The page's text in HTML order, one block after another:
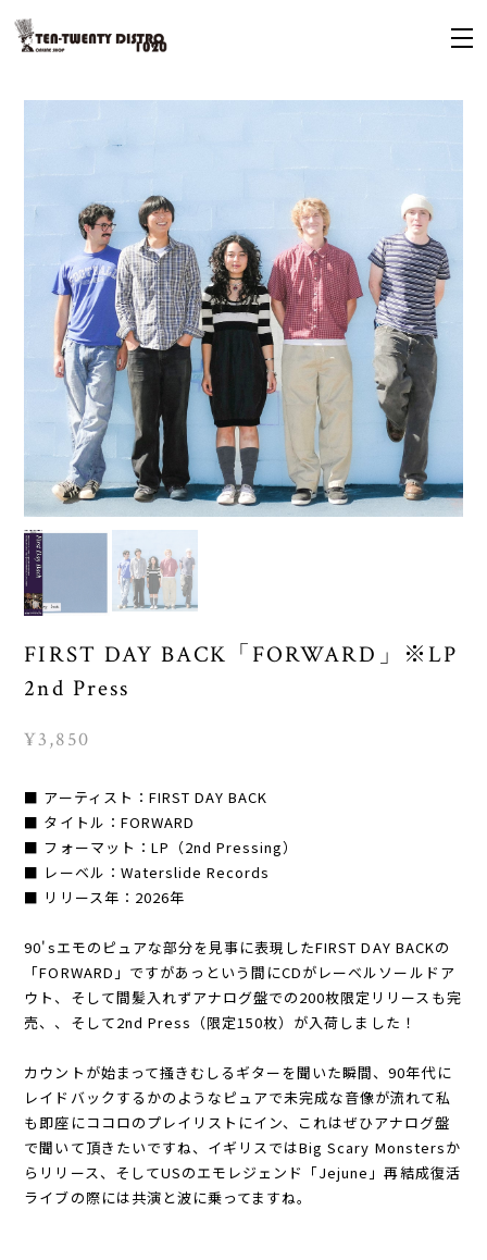
FIRST DAY BACK「FORWARD」※LP
2nd Press
¥3,850
■ アーティスト：FIRST DAY BACK
■ タイトル：FORWARD
■ フォーマット：LP（2nd Pressing）
■ レーベル：Waterslide Records
■ リリース年：2026年
90'sエモのピュアな部分を見事に表現したFIRST DAY BACKの
「FORWARD」ですがあっという間にCDがレーベルソールドア
ウト、そして間髪入れずアナログ盤での200枚限定リリースも完
売、、そして2nd Press（限定150枚）が入荷しました！
カウントが始まって掻きむしるギターを聞いた瞬間、90年代に
レイドバックするかのようなピュアで未完成な音像が流れて私
も即座にココロのプレイリストにイン、これはぜひアナログ盤
で聞いて頂きたいですね、イギリスではBig Scary Monstersか
らリリース、そしてUSのエモレジェンド「Jejune」再結成復活
ライブの際には共演と波に乗ってますね。